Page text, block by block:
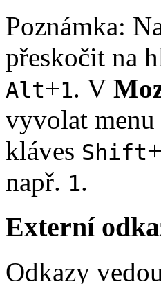
Poznámka:
přeskočit na
Alt+1. V
vyvolat
kláves Shift+
např. 1.
Externí
Odkazy